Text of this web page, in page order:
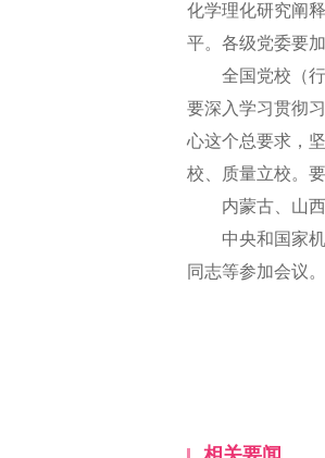
化学理化研究阐
平。各级党委要
全国党校（行
要深入学习贯彻
心这个总要求，
校、质量立校。
内蒙古、山西
中央和国家机
同志等参加会议。